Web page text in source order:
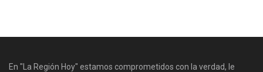
En "La Región Hoy" estamos comprometidos con la verdad, le